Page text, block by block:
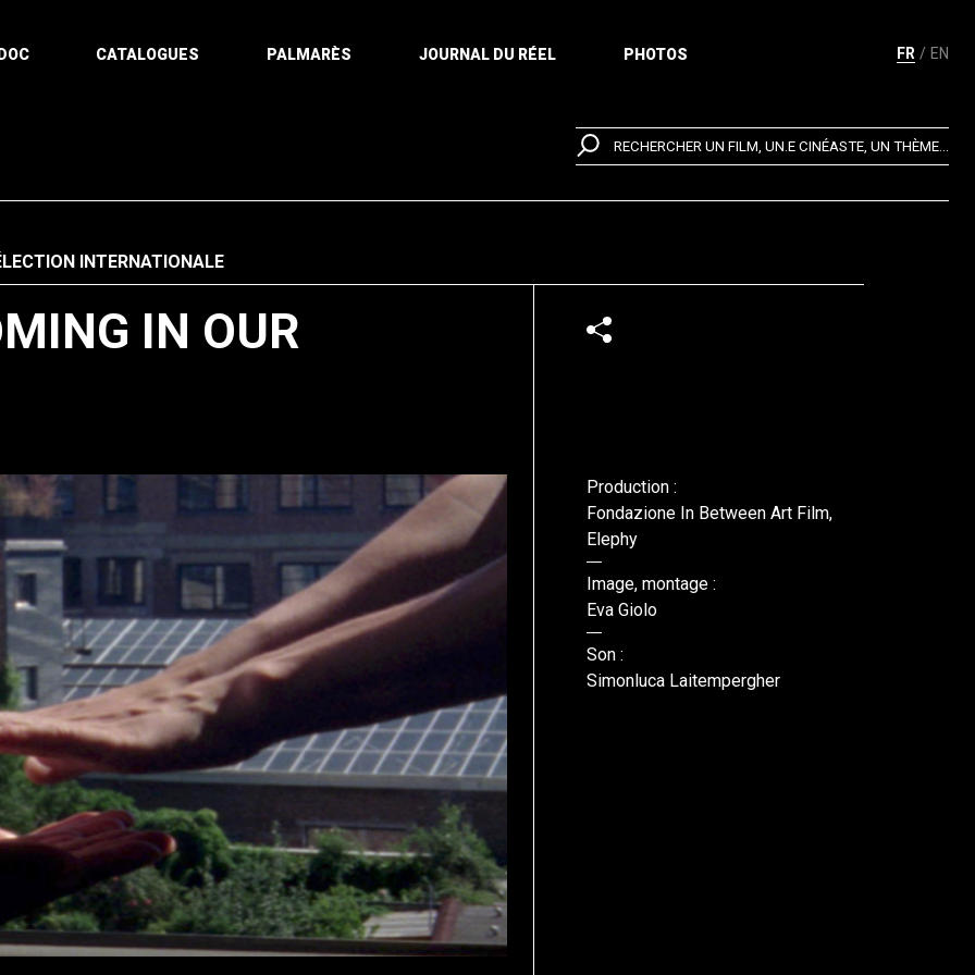
FR EN
CATALOGUES PALMARÈS JOURNAL DU RÉEL PHOTOS
RECHERCHER UN FILM, UN.E CINÉASTE, UN THÈME...
INTERNATIONALE
IN OUR
Production :
Fondazione In Between Art Film,
Elephy
Image, montage :
Eva Giolo
Son :
Simonluca Laitempergher